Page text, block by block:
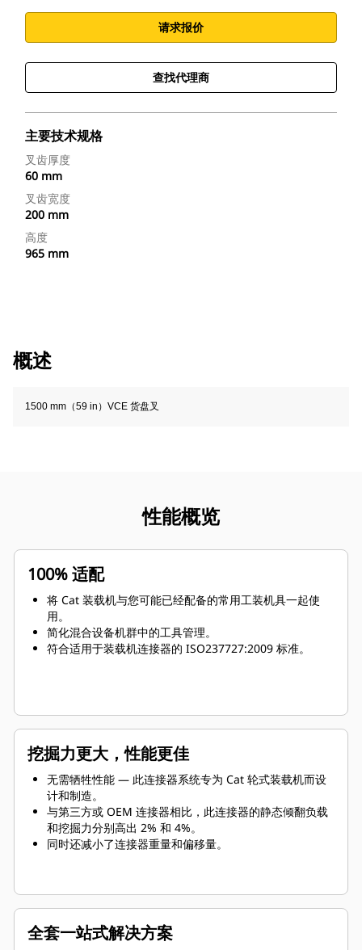
请求报价
查找代理商
主要技术规格
叉齿厚度
60 mm
叉齿宽度
200 mm
高度
965 mm
概述
1500 mm（59 in）VCE 货盘叉
性能概览
100% 适配
将 Cat 装载机与您可能已经配备的常用工装机具一起使
用。
简化混合设备机群中的工具管理。
符合适用于装载机连接器的 ISO237727:2009 标准。
挖掘力更大，性能更佳
无需牺牲性能 — 此连接器系统专为 Cat 轮式装载机而设
计和制造。
与第三方或 OEM 连接器相比，此连接器的静态倾翻负载
和挖掘力分别高出 2% 和 4%。
同时还减小了连接器重量和偏移量。
全套一站式解决方案